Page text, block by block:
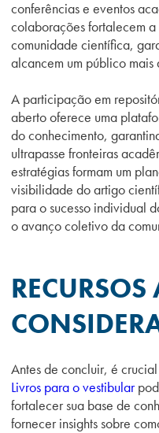
conferências e eventos
colaborações fortalecem
comunidade científica,
alcancem um público mais
A participação em
aberto oferece uma
do conhecimento,
ultrapasse fronteiras
estratégias formam um
visibilidade do artigo
para o sucesso individual
o avanço coletivo da
Antes de concluir, é
Livros para ovestibular
fortalecer sua base de
fornecer insights sobre